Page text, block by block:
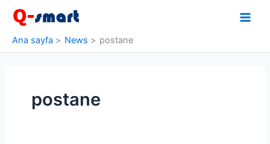
İçeriğe
atla
Ana sayfa
News postane
postane